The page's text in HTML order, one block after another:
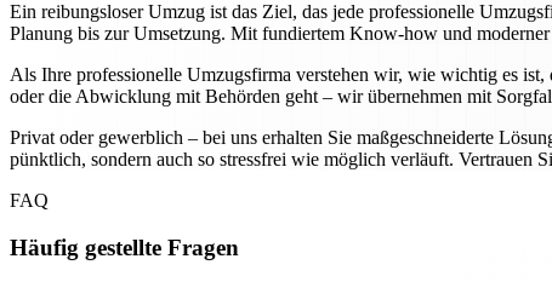
Ein reibungsloser Umzug ist das Ziel, das jede professionelle
Planung bis zur Umsetzung. Mit fundiertem Know-how und
Als Ihre professionelle Umzugsfirma verstehen wir, wie wichtig es
oder die Abwicklung mit Behörden geht – wir übernehmen mit
Privat oder gewerblich – bei uns erhalten Sie maßgeschneiderte
pünktlich, sondern auch so stressfrei wie möglich verläuft. Vertrauen
FAQ
Häufig gestellte Fragen